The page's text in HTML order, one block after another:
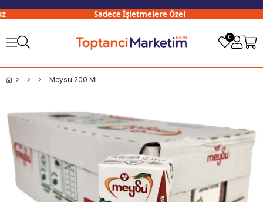
Sadece İşletmelere Özel
0
Meysu 200 Ml Vişneli İçecek x27 li Koli